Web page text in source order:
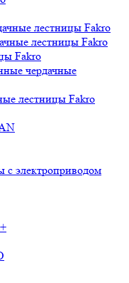
лестницы Fakro
лестницы Fakro
Fakro
чердачные
лестницы Fakro
с электроприводом